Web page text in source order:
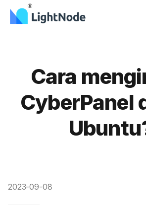
Cara
CyberPanel
2023-09-08